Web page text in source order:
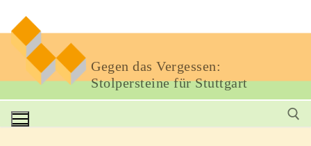
Gegen das Vergessen:
Stolpersteine für Stuttgart